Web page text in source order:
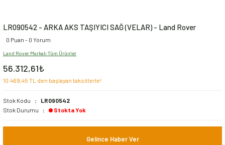
LR090542 - ARKA AKS TAŞIYICI SAĞ (VELAR) - Land Rover
0 Puan - 0 Yorum
Land Rover Markalı Tüm Ürünler
56.312,61₺
10.469,45 TL den başlayan taksitlerle!
Stok Kodu
LR090542
Stok Durumu
Stokta Yok
Gelince Haber Ver